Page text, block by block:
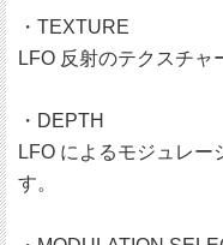
・TEXTURE
LFO 反射のテクスチャ
・DEPTH
LFO によるモジュレー
す。